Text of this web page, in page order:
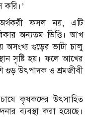
ফসল নয়, এটি
অন্যতম ভিত্তি। আখ
অসংখ্য গুড়ের ভাটা চালু
সৃষ্টি হয়। ফলে আখের
গুড় উৎপাদক ও শ্রমজীবী
কৃষকদের উৎসাহিত
ব্যবস্থা করা হয়েছে।